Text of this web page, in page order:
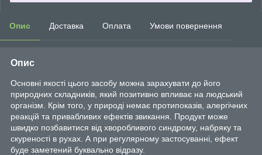
Опис Доставка Оплата Умови повернення
Опис
Основні якості цього засобу можна зарахувати до його
природних складників, який позитивно впливає на людський
організм. Крім того, у природі немає протипоказів, алергічних
реакцій та привабливих ефектів звикання. Продукт може
швидко позбавитися від хворобливого синдрому, набряку та
скуреності в рухах. А при регулярному застосуванні, ефект
буде заметений буквально відразу.